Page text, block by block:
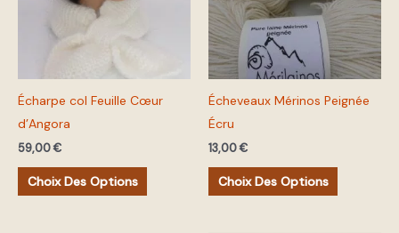
Écharpe col Feuille Cœur
d’Angora
59,00€
Choix Des Options
peuvent
être
la
page
Écheveaux Mérinos Peignée
Écru
13,00€
Choix Des Options
variations.
Les
options
peuvent
être
la
page